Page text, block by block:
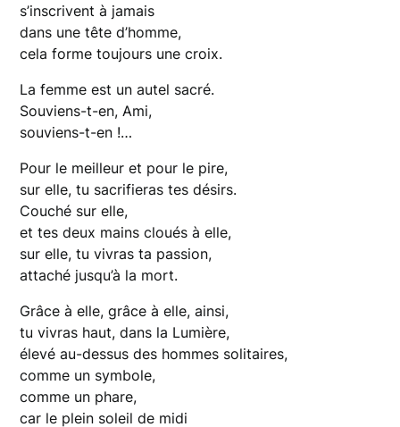
s’inscrivent à jamais
dans une tête d’homme,
cela forme toujours une croix.
La femme est un autel sacré.
Souviens-t-en, Ami,
souviens-t-en !…
Pour le meilleur et pour le pire,
sur elle, tu sacrifieras tes désirs.
Couché sur elle,
et tes deux mains cloués à elle,
sur elle, tu vivras ta passion,
attaché jusqu’à la mort.
Grâce à elle, grâce à elle, ainsi,
tu vivras haut, dans la Lumière,
élevé au-dessus des hommes solitaires,
comme un symbole,
comme un phare,
car le plein soleil de midi